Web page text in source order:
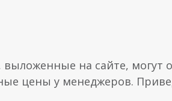
на сайте, могут
цены у менеджеров.